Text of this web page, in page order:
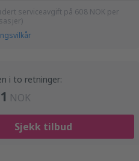
serviceavgift på 608 NOK per
i to retninger:
NOK
Sjekk tilbud